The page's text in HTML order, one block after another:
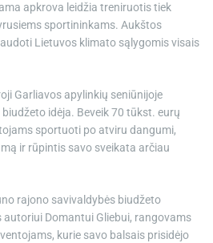
apkrova leidžia treniruotis tiek
sportininkams. Aukštos
Lietuvos klimato sąlygomis visais
Garliavos apylinkių seniūnijoje
idėja. Beveik 70 tūkst. eurų
sportuoti po atviru dangumi,
ir rūpintis savo sveikata arčiau
rajono savivaldybės biudžeto
autoriui Domantui Gliebui, rangovams
kurie savo balsais prisidėjo